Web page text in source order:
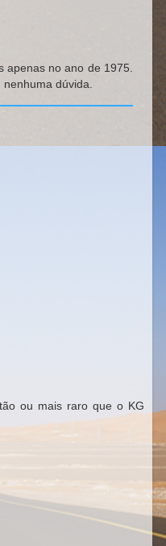
apenas no ano de 1975.
dúvida.
ou mais raro que o KG